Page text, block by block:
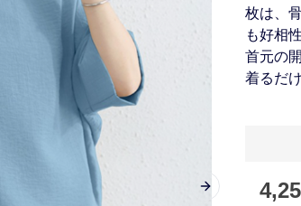
Next slide
枚は、
も好相性
首元の
着るだ